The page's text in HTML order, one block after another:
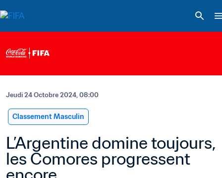
Jeudi 24 Octobre 2024, 08:00
Classement Masculin
L’Argentine domine toujours,
les Comores progressent